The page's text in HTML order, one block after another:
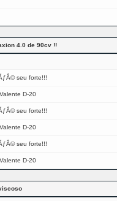
4.0 de 90cv !!
seu forte!!!
D-20
seu forte!!!
D-20
seu forte!!!
D-20